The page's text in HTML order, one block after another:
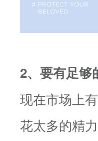
2、要有足够
现在市场上
花太多的精